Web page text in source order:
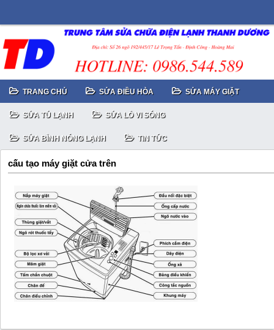
TRANG CHỦ SỬA ĐIỀU HÒA SỬA MÁY GIẶT
SỬA TỦ LẠNH SỬA LÒ VI SÓNG
SỬA BÌNH NÓNG LẠNH TIN TỨC
cấu tạo máy giặt cửa trên